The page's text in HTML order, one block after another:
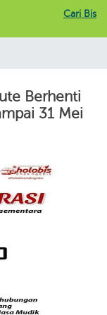
Cari Bis
Berhenti
31 Mei